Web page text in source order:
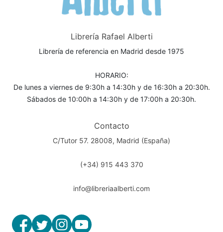
Librería Rafael Alberti
Librería de referencia en Madrid desde 1975
HORARIO:
De lunes a viernes de 9:30h a 14:30h y de 16:30h a 20:30h.
Sábados de 10:00h a 14:30h y de 17:00h a 20:30h.
Contacto
C/Tutor 57. 28008, Madrid (España)
(+34) 915 443 370
info@libreriaalberti.com